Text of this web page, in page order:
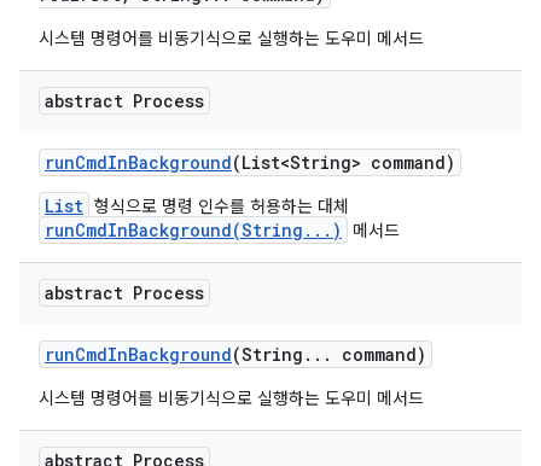
시스템 명령어를 비동기식으로 실행하는 도우미 메서드
abstract Process
runCmdInBackground(List<String> command)
List 형식으로 명령 인수를 허용하는 대체
runCmdInBackground(String...) 메서드
abstract Process
runCmdInBackground(String . . . command)
시스템 명령어를 비동기식으로 실행하는 도우미 메서드
abstract Process